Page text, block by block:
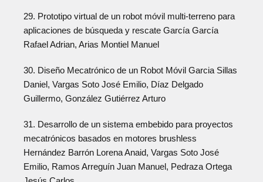
29. Prototipo virtual de un robot móvil multi-terreno para
aplicaciones de búsqueda y rescate García García
Rafael Adrian, Arias Montiel Manuel
30. Diseño Mecatrónico de un Robot Móvil Garcia Sillas
Daniel, Vargas Soto José Emilio, Díaz Delgado
Guillermo, González Gutiérrez Arturo
31. Desarrollo de un sistema embebido para proyectos
mecatrónicos basados en motores brushless
Hernández Barrón Lorena Anaid, Vargas Soto José
Emilio, Ramos Arreguín Juan Manuel, Pedraza Ortega